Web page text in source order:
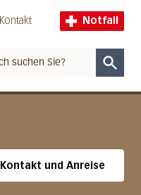
Kontakt Notfall
Kontakt und Anreise